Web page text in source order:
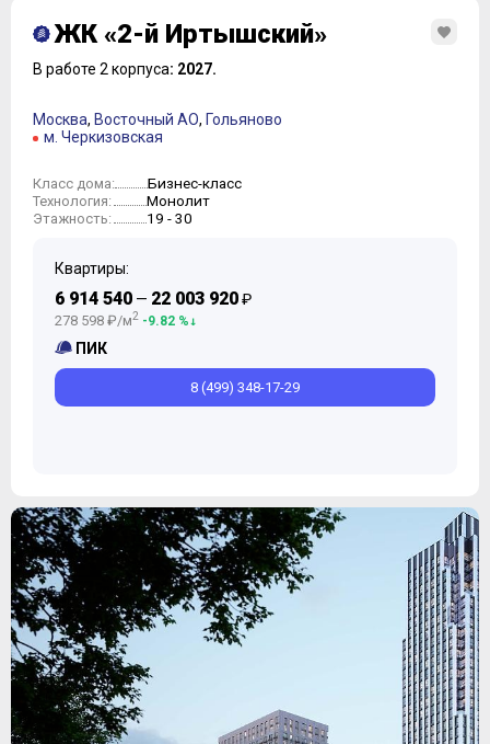
ЖК «2-й Иртышский»
В работе 2 корпуса: 2027.
Москва, Восточный АО, Гольяново
м. Черкизовская
Класс дома: Бизнес-класс
Технология: Монолит
Этажность: 19 - 30
Квартиры:
6 914 540 — 22 003 920₽
278 598 ₽/м2 -9.82 %
ПИК
8 (499) 348-17-29